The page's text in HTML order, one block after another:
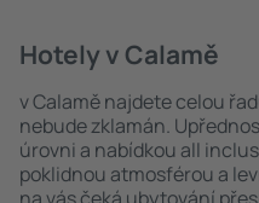
Hotely v Calamě
v Calamě najdete celou
nebude zklamán.
úrovni a nabídkou all
poklidnou atmosférou a